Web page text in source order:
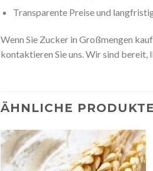
Transparente Preise und
Wenn Sie Zucker in Großmengen
kontaktieren Sie uns. Wir sind bereit,
ÄHNLICHE PRODUKTE